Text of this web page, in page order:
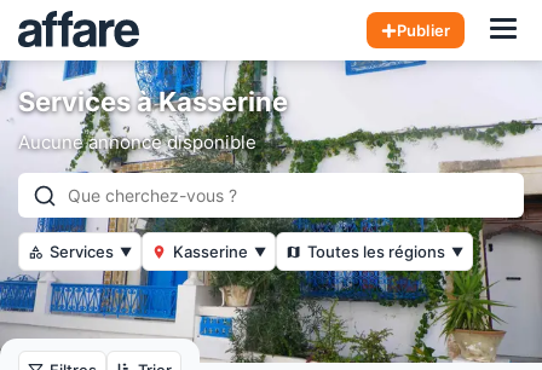
Publier
Services à Kasserine
Aucune annonce disponible
Services ▼ Kasserine ▼ Toutes les régions ▼